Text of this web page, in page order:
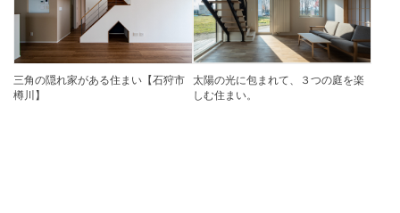
三角の隠れ家がある住まい【石狩市
樽川】
太陽の光に包まれて、３つの庭を楽
しむ住まい。